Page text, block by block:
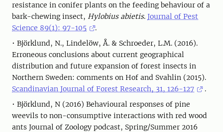
resistance in conifer plants on the feeding behaviour of a
bark-chewing insect, Hylobius abietis. Journal of Pest
Science 89(1): 97-105
.
• Björklund, N., Lindelöw, Å. & Schroeder, L.M. (2016).
Erroneous conclusions about current geographical
distribution and future expansion of forest insects in
Northern Sweden: comments on Hof and Svahlin (2015).
Scandinavian Journal of Forest Research, 31, 126-127
.
• Björklund, N (2016) Behavioural responses of pine
weevils to non-consumptive interactions with red wood
ants Journal of Zoology podcast, Spring/Summer 2016